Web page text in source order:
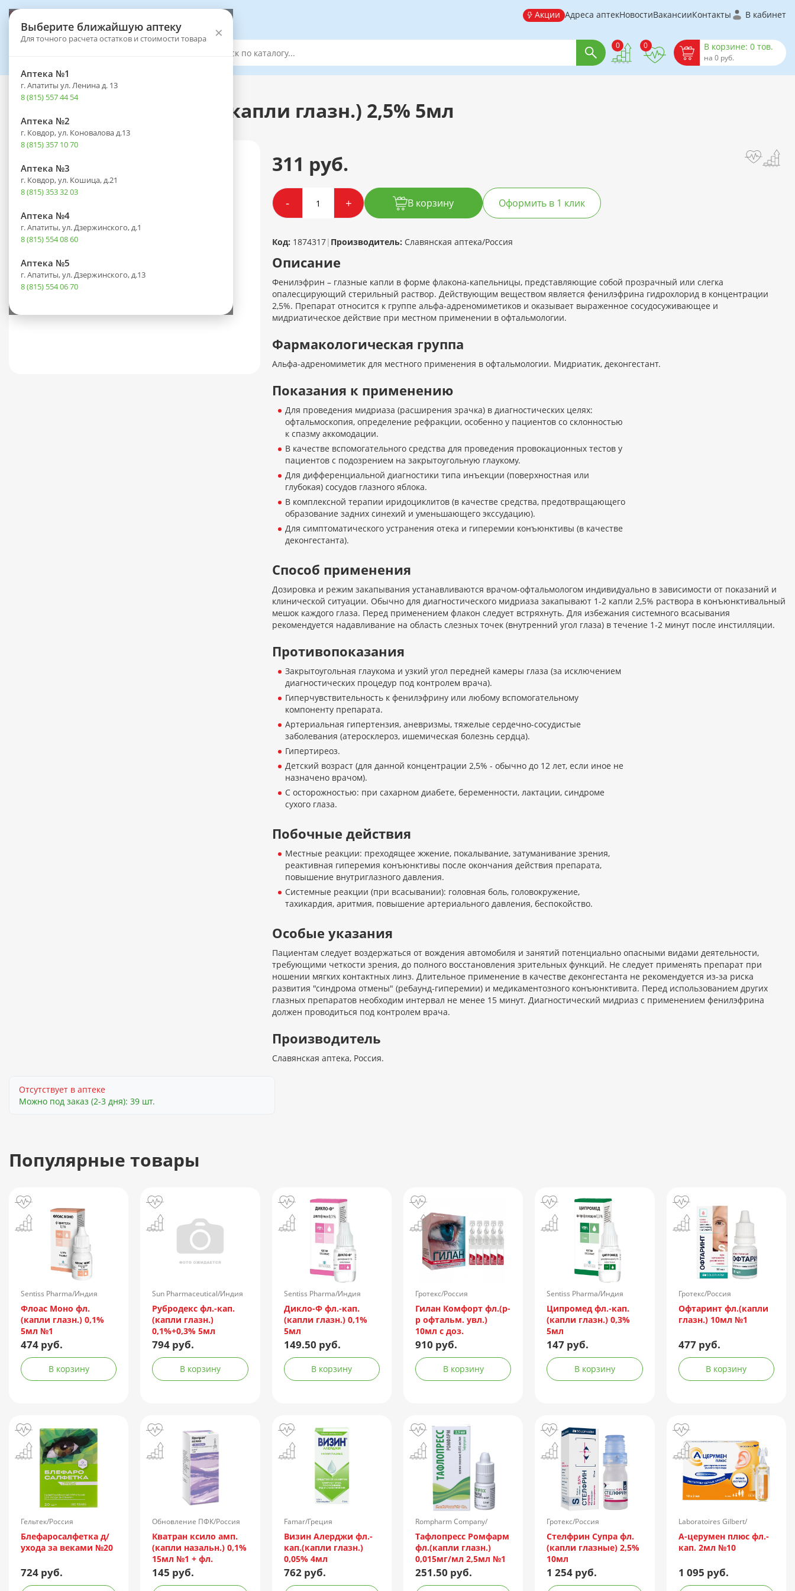
Выберите ближайшую аптеку
Для точного расчета остатков и стоимости товара ×
Аптека №1
г. Апатиты ул. Ленина д. 13
8 (815) 557 44 54
Аптека №2
г. Ковдор, ул. Коновалова д.13
8 (815) 357 10 70
Аптека №3
г. Ковдор, ул. Кошица, д.21
8 (815) 353 32 03
Аптека №4
г. Апатиты, ул. Дзержинского, д.1
8 (815) 554 08 60
Аптека №5
г. Апатиты, ул. Дзержинского, д.13
8 (815) 554 06 70
Акции Адреса аптекНовостиВакансииКонтакты В кабинет
0 0 В корзине: 0 тов.
на 0 руб.
Каталог - Оптика - Офтальмологические средства
Фенилэфрин фл.-кап.(капли глазн.) 2,5% 5мл
311 руб.
- + В корзину Оформить в 1 клик
Код: 1874317| Производитель: Славянская аптека/Россия
Описание
Фенилэфрин – глазные капли в форме флакона-капельницы, представляющие собой прозрачный или слегка
опалесцирующий стерильный раствор. Действующим веществом является фенилэфрина гидрохлорид в концентрации
2,5%. Препарат относится к группе альфа-адреномиметиков и оказывает выраженное сосудосуживающее и
мидриатическое действие при местном применении в офтальмологии.
Фармакологическая группа
Альфа-адреномиметик для местного применения в офтальмологии. Мидриатик, деконгестант.
Показания к применению
Для проведения мидриаза (расширения зрачка) в диагностических целях:
офтальмоскопия, определение рефракции, особенно у пациентов со склонностью
к спазму аккомодации.
В качестве вспомогательного средства для проведения провокационных тестов у
пациентов с подозрением на закрытоугольную глаукому.
Для дифференциальной диагностики типа инъекции (поверхностная или
глубокая) сосудов глазного яблока.
В комплексной терапии иридоциклитов (в качестве средства, предотвращающего
образование задних синехий и уменьшающего экссудацию).
Для симптоматического устранения отека и гиперемии конъюнктивы (в качестве
деконгестанта).
Способ применения
Дозировка и режим закапывания устанавливаются врачом-офтальмологом индивидуально в зависимости от показаний и
клинической ситуации. Обычно для диагностического мидриаза закапывают 1-2 капли 2,5% раствора в конъюнктивальный
мешок каждого глаза. Перед применением флакон следует встряхнуть. Для избежания системного всасывания
рекомендуется надавливание на область слезных точек (внутренний угол глаза) в течение 1-2 минут после инстилляции.
Противопоказания
Закрытоугольная глаукома и узкий угол передней камеры глаза (за исключением
диагностических процедур под контролем врача).
Гиперчувствительность к фенилэфрину или любому вспомогательному
компоненту препарата.
Артериальная гипертензия, аневризмы, тяжелые сердечно-сосудистые
заболевания (атеросклероз, ишемическая болезнь сердца).
Гипертиреоз.
Детский возраст (для данной концентрации 2,5% - обычно до 12 лет, если иное не
назначено врачом).
С осторожностью: при сахарном диабете, беременности, лактации, синдроме
сухого глаза.
Побочные действия
Местные реакции: преходящее жжение, покалывание, затуманивание зрения,
реактивная гиперемия конъюнктивы после окончания действия препарата,
повышение внутриглазного давления.
Системные реакции (при всасывании): головная боль, головокружение,
тахикардия, аритмия, повышение артериального давления, беспокойство.
Особые указания
Пациентам следует воздержаться от вождения автомобиля и занятий потенциально опасными видами деятельности,
требующими четкости зрения, до полного восстановления зрительных функций. Не следует применять препарат при
ношении мягких контактных линз. Длительное применение в качестве деконгестанта не рекомендуется из-за риска
развития "синдрома отмены" (ребаунд-гиперемии) и медикаментозного конъюнктивита. Перед использованием других
глазных препаратов необходим интервал не менее 15 минут. Диагностический мидриаз с применением фенилэфрина
должен проводиться под контролем врача.
Производитель
Славянская аптека, Россия.
Отсутствует в аптеке
Можно под заказ (2-3 дня): 39 шт.
Популярные товары
Sentiss Pharma/Индия
Флоас Моно фл.
(капли глазн.) 0,1%
5мл №1
474 руб.
В корзину
Sun Pharmaceutical/Индия
Рубродекс фл.-кап.
(капли глазн.)
0,1%+0,3% 5мл
794 руб.
В корзину
Sentiss Pharma/Индия
Дикло-Ф фл.-кап.
(капли глазн.) 0,1%
5мл
149.50 руб.
В корзину
Гротекс/Россия
Гилан Комфорт фл.(р-
р офтальм. увл.)
10мл с доз.
910 руб.
В корзину
Sentiss Pharma/Индия
Ципромед фл.-кап.
(капли глазн.) 0,3%
5мл
147 руб.
В корзину
Гротекс/Россия
Офтаринт фл.(капли
глазн.) 10мл №1
477 руб.
В корзину
Гельтек/Россия
Блефаросалфетка д/
ухода за веками №20
724 руб.
Обновление ПФК/Россия
Кватран ксило амп.
(капли назальн.) 0,1%
15мл №1 + фл.
145 руб.
Famar/Греция
Визин Алерджи фл.-
кап.(капли глазн.)
0,05% 4мл
762 руб.
Rompharm Company/
Румыния
Тафлопресс Ромфарм
фл.(капли глазн.)
0,015мг/мл 2,5мл №1
пач.карт.
251.50 руб.
Гротекс/Россия
Стелфрин Супра фл.
(капли глазные) 2,5%
10мл
1 254 руб.
Laboratoires Gilbert/
Франция
А-церумен плюс фл.-
кап. 2мл №10
1 095 руб.